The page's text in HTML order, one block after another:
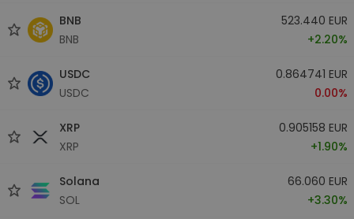
BNB
BNB
523.440 EUR
+2.20%
USDC
USDC
0.864741 EUR
0.00%
XRP
XRP
0.905158 EUR
+1.90%
Solana
SOL
66.060 EUR
+3.30%